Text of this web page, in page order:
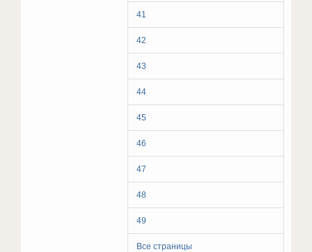
41
42
43
44
45
46
47
48
49
Все страницы